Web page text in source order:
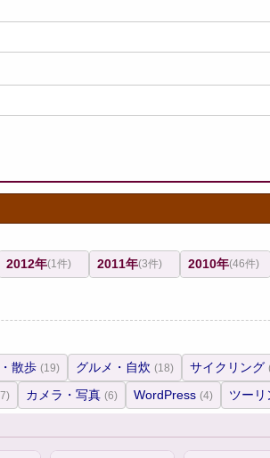
2012年(1件) 2011年(3件) 2010年(46件)
散歩 (19) グルメ・自炊 (18) サイクリング
カメラ・写真 (6) WordPress (4) ツーリ